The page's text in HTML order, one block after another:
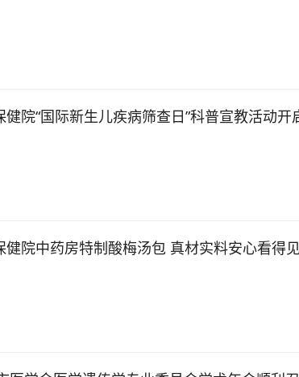
院“国际新生儿疾病筛查日”科普宣教活动开
健院中药房特制酸梅汤包 真材实料安心看得见